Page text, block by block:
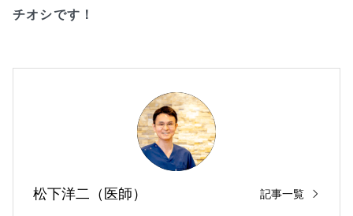
チオシです！
松下洋二（医師） 記事一覧